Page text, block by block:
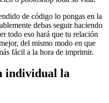
de código lo pongas en la
debas seguir haciendo
todo eso hará que tu relación
del mismo modo en que
fácil a la hora de imprimir.
individual la